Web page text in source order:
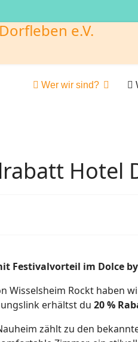
Wer wir sind?
Hotel
Festivalvorteil im Dolce
Wisselsheim Rockt haben
erhältst du 20 %
zählt zu den